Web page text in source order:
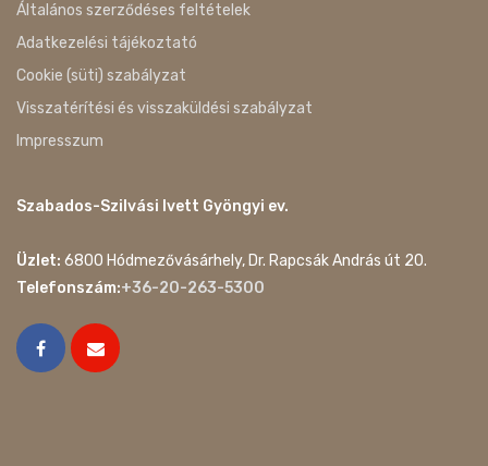
Általános szerződéses feltételek
Adatkezelési tájékoztató
Cookie (süti) szabályzat
Visszatérítési és visszaküldési szabályzat
Impresszum
Szabados-Szilvási Ivett Gyöngyi ev.
Üzlet: 6800 Hódmezővásárhely, Dr. Rapcsák András út 20.
Telefonszám:+36-20-263-5300